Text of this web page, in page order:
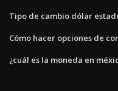
Tipo de cambio dólar
Cómo hacer opciones de
¿cuál es la moneda en